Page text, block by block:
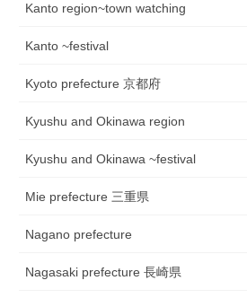
Kanto region~town watching
Kanto ~festival
Kyoto prefecture 京都府
Kyushu and Okinawa region
Kyushu and Okinawa ~festival
Mie prefecture 三重県
Nagano prefecture
Nagasaki prefecture 長崎県